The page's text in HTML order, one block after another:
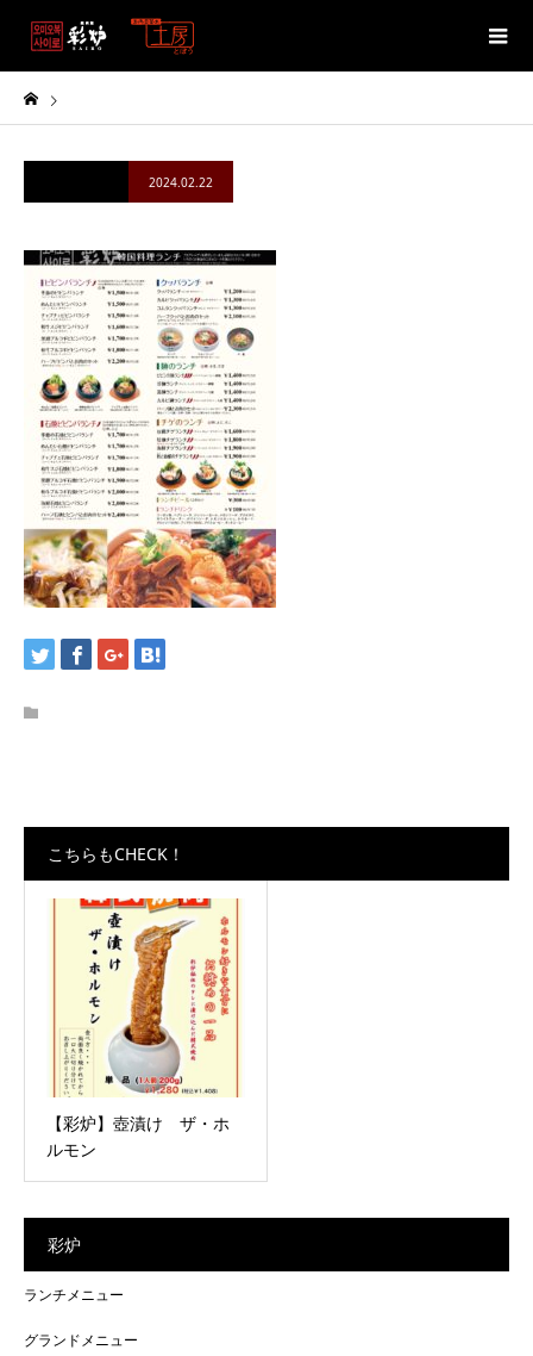
2024.02.22
こちらもCHECK！
【彩炉】壺漬け ザ・ホ
ルモン
彩炉
ランチメニュー
グランドメニュー